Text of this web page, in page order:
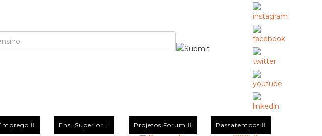
Ens. Superior Projetos Forum Passatempos